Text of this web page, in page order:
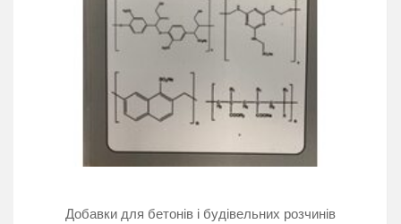
Добавки для бетонів і будівельних розчинів